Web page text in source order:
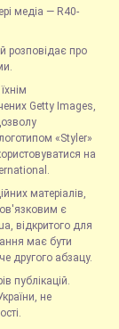
медіа — R40-
розповідає про
Getty Images,
«Styler»
на
матеріалів,
є
відкритого для
має бути
другого абзацу.
публікацій.
не